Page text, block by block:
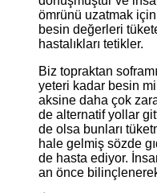
ömrünü uzatmak
besin değerleri
hastalıkları tetikler.
Biz topraktan
yeteri kadar besin
aksine daha çok
de alternatif yollar
de olsa bunları
hale gelmiş sözde
de hasta ediyor.
an önce